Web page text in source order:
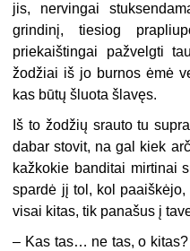
jis, nervingai
grindinį, tiesiog
priekaištingai pažvelgti
žodžiai iš jo burnos ėmė
kas būtų šluota šlavęs.
Iš to žodžių srauto tu
dabar stovit, na gal kiek
kažkokie banditai mirtinai
spardė jį tol, kol
visai kitas, tik panašus į
– Kas tas… ne tas, o